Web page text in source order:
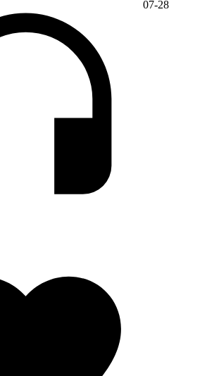
07-28